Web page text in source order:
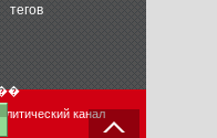
тегов
канал